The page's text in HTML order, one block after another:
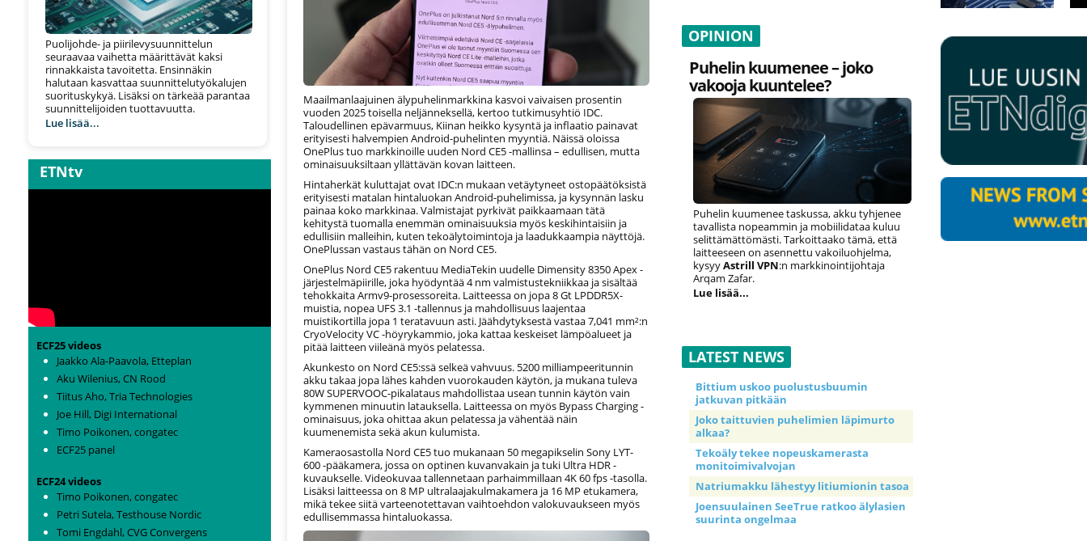
Puolijohde- ja piirilevysuunnittelun
seuraavaa vaihetta määrittävät kaksi
rinnakkaista tavoitetta. Ensinnäkin
halutaan kasvattaa suunnittelutyökalujen
suorituskykyä. Lisäksi on tärkeää parantaa
suunnittelijoiden tuottavuutta.
Lue lisää...
ETNtv
ECF25 videos
Jaakko Ala-Paavola, Etteplan
Aku Wilenius, CN Rood
Tiitus Aho, Tria Technologies
Joe Hill, Digi International
Timo Poikonen, congatec
ECF25 panel
ECF24 videos
Timo Poikonen, congatec
Petri Sutela, Testhouse Nordic
Tomi Engdahl, CVG Convergens
Maailmanlaajuinen älypuhelinmarkkina kasvoi vaivaisen prosentin
vuoden 2025 toisella neljänneksellä, kertoo tutkimusyhtiö IDC.
Taloudellinen epävarmuus, Kiinan heikko kysyntä ja inflaatio painavat
erityisesti halvempien Android-puhelinten myyntiä. Näissä oloissa
OnePlus tuo markkinoille uuden Nord CE5 -mallinsa – edullisen, mutta
ominaisuuksiltaan yllättävän kovan laitteen.
Hintaherkät kuluttajat ovat IDC:n mukaan vetäytyneet ostopäätöksistä
erityisesti matalan hintaluokan Android-puhelimissa, ja kysynnän lasku
painaa koko markkinaa. Valmistajat pyrkivät paikkaamaan tätä
kehitystä tuomalla enemmän ominaisuuksia myös keskihintaisiin ja
edullisiin malleihin, kuten tekoälytoimintoja ja laadukkaampia näyttöjä.
OnePlussan vastaus tähän on Nord CE5.
OnePlus Nord CE5 rakentuu MediaTekin uudelle Dimensity 8350 Apex -
järjestelmäpiirille, joka hyödyntää 4 nm valmistustekniikkaa ja sisältää
tehokkaita Armv9-prosessoreita. Laitteessa on jopa 8 Gt LPDDR5X-
muistia, nopea UFS 3.1 -tallennus ja mahdollisuus laajentaa
muistikortilla jopa 1 teratavuun asti. Jäähdytyksestä vastaa 7,041 mm²:n
CryoVelocity VC -höyrykammio, joka kattaa keskeiset lämpöalueet ja
pitää laitteen viileänä myös pelatessa.
Akunkesto on Nord CE5:ssä selkeä vahvuus. 5200 milliampeeritunnin
akku takaa jopa lähes kahden vuorokauden käytön, ja mukana tuleva
80W SUPERVOOC-pikalataus mahdollistaa usean tunnin käytön vain
kymmenen minuutin latauksella. Laitteessa on myös Bypass Charging -
ominaisuus, joka ohittaa akun pelatessa ja vähentää näin
kuumenemista sekä akun kulumista.
Kameraosastolla Nord CE5 tuo mukanaan 50 megapikselin Sony LYT-
600 -pääkamera, jossa on optinen kuvanvakain ja tuki Ultra HDR -
kuvaukselle. Videokuvaa tallennetaan parhaimmillaan 4K 60 fps -tasolla.
Lisäksi laitteessa on 8 MP ultralaajakulmakamera ja 16 MP etukamera,
mikä tekee siitä varteenotettavan vaihtoehdon valokuvaukseen myös
edullisemmassa hintaluokassa.
OPINION
Puhelin kuumenee – joko
vakooja kuuntelee?
Puhelin kuumenee taskussa, akku tyhjenee
tavallista nopeammin ja mobiilidataa kuluu
selittämättömästi. Tarkoittaako tämä, että
laitteeseen on asennettu vakoiluohjelma,
kysyyAstrill VPN:n markkinointijohtaja
Arqam Zafar.
Lue lisää...
LATEST NEWS
Bittium uskoo puolustusbuumin
jatkuvan pitkään
Joko taittuvien puhelimien läpimurto
alkaa?
Tekoäly tekee nopeuskamerasta
monitoimivalvojan
Natriumakku lähestyy litiumionin tasoa
Joensuulainen SeeTrue ratkoo älylasien
suurinta ongelmaa